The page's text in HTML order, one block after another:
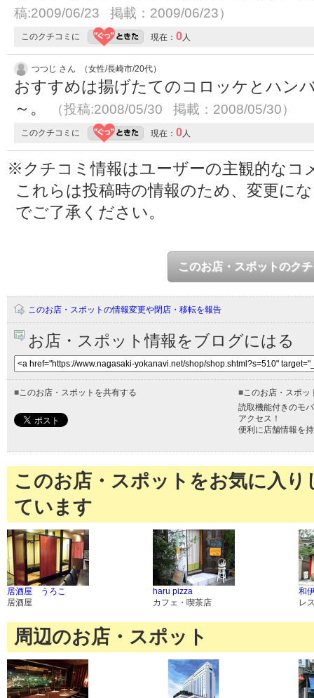
稿:2009/06/23 掲載：2009/06/23）
このクチコミに 現在： 0人
つつじ さん （女性/長崎市/20代）
おすすめは揚げたてのコロッケとハン
～。
（投稿:2008/05/30 掲載：2008/05/30）
このクチコミに 現在： 0人
※クチコミ情報はユーザーの主観的なコ
これらは投稿時の情報のため、変更に
でご了承ください。
このお店・スポットのク
このお店・スポットの情報変更や閉店・移転を報告
お店・スポット情報をブログにはる
■このお店・スポットを共有する ■このお店・スポッ
読取機能付きのモ
アクセス！
便利に店舗情報を
このお店・スポットをお気に入
ています
居酒屋 うろこ
居酒屋
haru pizza
カフェ・喫茶店
和
レ
周辺のお店・スポット